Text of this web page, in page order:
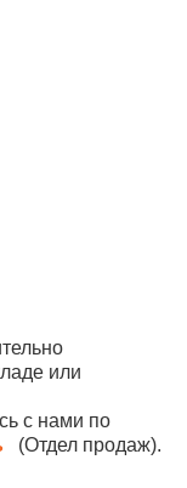
или
с нами по
(Отдел продаж).